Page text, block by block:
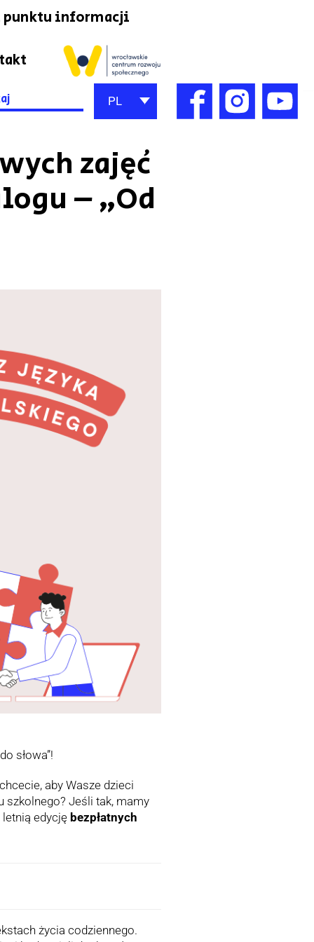
punktu informacji
PL
zajęć
– „Od
słowa”!
aby Wasze dzieci
szkolnego? Jeśli tak, mamy
edycję bezpłatnych
życia codziennego.